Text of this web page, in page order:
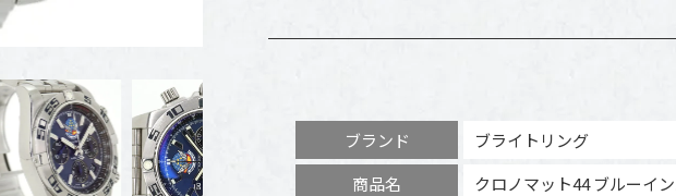
ブランド
ブライトリング
商品名
クロノマット44 ブルーイ